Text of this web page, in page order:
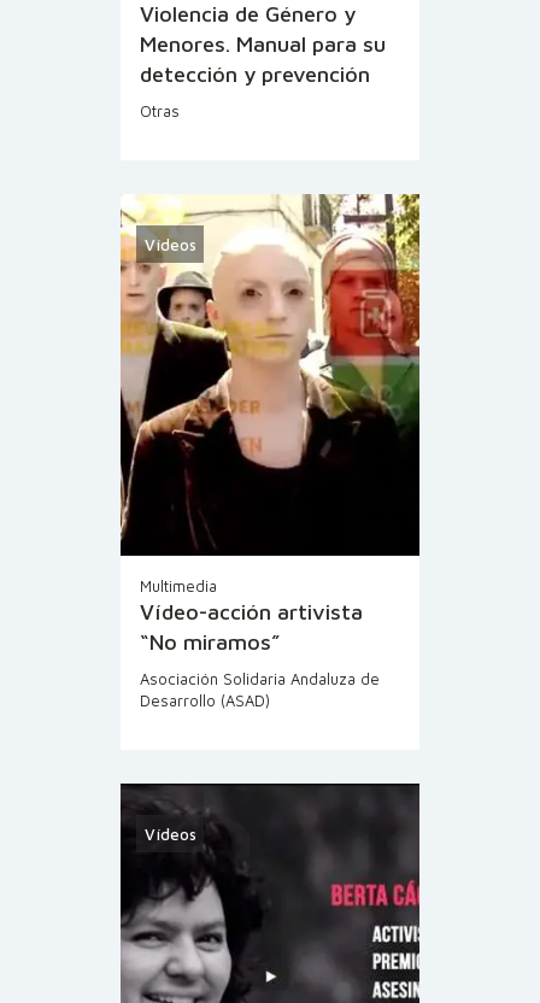
Violencia de Género y
Menores. Manual para su
detección y prevención
Otras
Vídeos
Multimedia
Vídeo-acción artivista
“No miramos”
Asociación Solidaria Andaluza de
Desarrollo (ASAD)
Vídeos